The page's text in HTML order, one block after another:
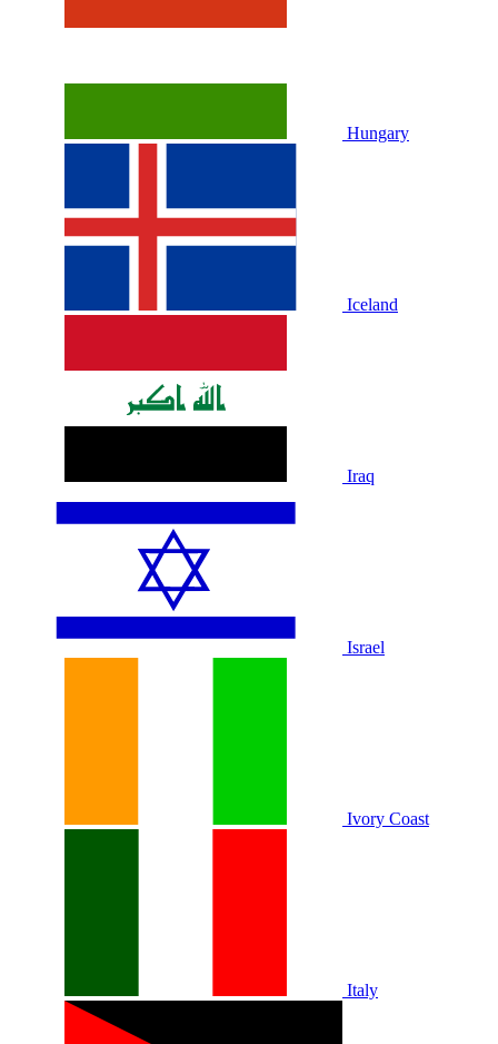
Hungary
Iceland
Iraq
Israel
Ivory Coast
Italy